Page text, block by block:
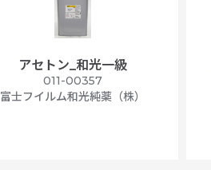
アセトン_和光一級
011-00357
富士フイルム和光純薬（株）